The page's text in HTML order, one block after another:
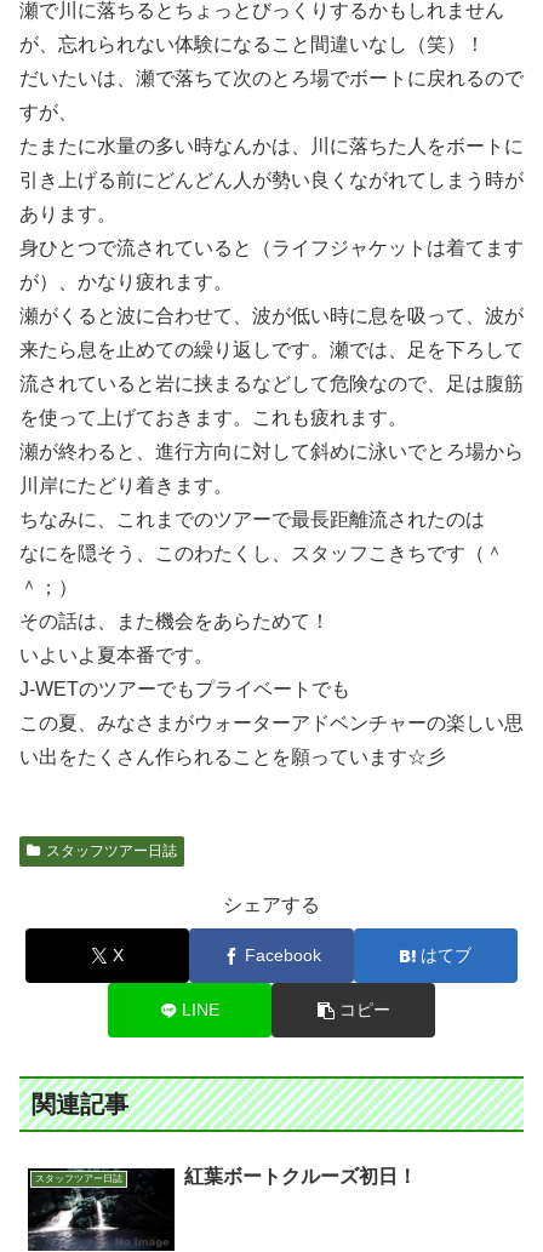
瀬で川に落ちるとちょっとびっくりするかもしれません
が、忘れられない体験になること間違いなし（笑）！
だいたいは、瀬で落ちて次のとろ場でボートに戻れるので
すが、
たまたに水量の多い時なんかは、川に落ちた人をボートに
引き上げる前にどんどん人が勢い良くながれてしまう時が
あります。
身ひとつで流されていると（ライフジャケットは着てます
が）、かなり疲れます。
瀬がくると波に合わせて、波が低い時に息を吸って、波が
来たら息を止めての繰り返しです。瀬では、足を下ろして
流されていると岩に挟まるなどして危険なので、足は腹筋
を使って上げておきます。これも疲れます。
瀬が終わると、進行方向に対して斜めに泳いでとろ場から
川岸にたどり着きます。
ちなみに、これまでのツアーで最長距離流されたのは
なにを隠そう、このわたくし、スタッフこきちです（＾
＾；）
その話は、また機会をあらためて！
いよいよ夏本番です。
J-WETのツアーでもプライベートでも
この夏、みなさまがウォーターアドベンチャーの楽しい思
い出をたくさん作られることを願っています☆彡
スタッフツアー日誌
シェアする
X Facebook はてブ
LINE コピー
関連記事
スタッフツアー日誌 紅葉ボートクルーズ初日！